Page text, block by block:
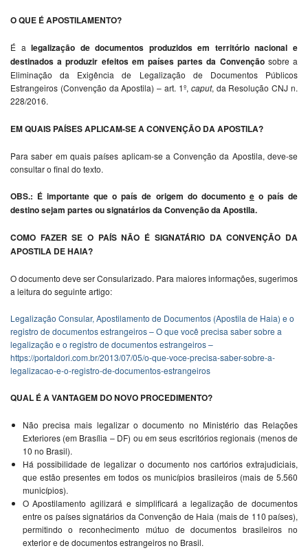
O QUE É APOSTILAMENTO?
É alegalização de documentos produzidos em território nacional e
destinados a produzir efeitos em países partes da Convençãosobre a
Eliminação da Exigência de Legalização de Documentos Públicos
Estrangeiros (Convenção da Apostila) – art. 1º, caput, da Resolução CNJ n.
228/2016.
EM QUAIS PAÍSES APLICAM-SE A CONVENÇÃO DA APOSTILA?
Para saber em quais países aplicam-se a Convenção da Apostila, deve-se
consultar o final do texto.
OBS.: É importante que o país de origem do documento eo país de
destino sejam partes ou signatários da Convenção da Apostila.
COMO FAZER SE O PAÍS NÃO É SIGNATÁRIO DA CONVENÇÃO DA
APOSTILA DE HAIA?
O documento deve ser Consularizado. Para maiores informações, sugerimos
a leitura do seguinte artigo:
Legalização Consular, Apostilamento de Documentos (Apostila de Haia) e o
registro de documentos estrangeiros – O que você precisa saber sobre a
legalização e o registro de documentos estrangeiros –
https://portaldori.com.br/2013/07/05/o-que-voce-precisa-saber-sobre-a-
legalizacao-e-o-registro-de-documentos-estrangeiros
QUAL É A VANTAGEM DO NOVO PROCEDIMENTO?
Não precisa mais legalizar o documento no Ministério das Relações
Exteriores (em Brasília – DF) ou em seus escritórios regionais (menos de
10 no Brasil).
Há possibilidade de legalizar o documento nos cartórios extrajudiciais,
que estão presentes em todos os municípios brasileiros (mais de 5.560
municípios).
O Apostilamento agilizará e simplificará a legalização de documentos
entre os países signatários da Convenção de Haia (mais de 110 países),
permitindo o reconhecimento mútuo de documentos brasileiros no
exterior e de documentos estrangeiros no Brasil.